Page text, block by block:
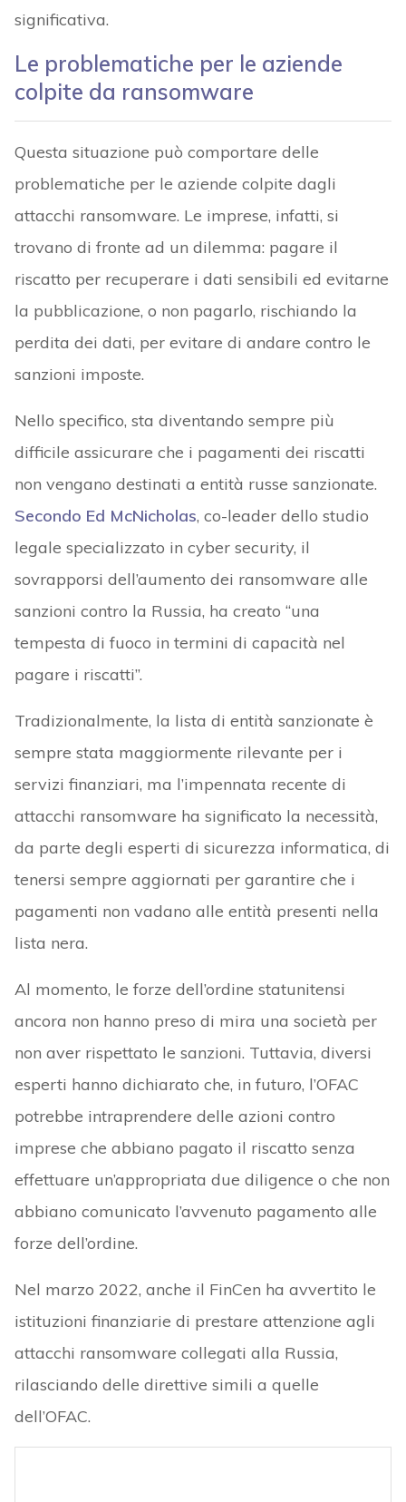
significativa.
Le problematiche per le aziende
colpite da ransomware
Questa situazione può comportare delle
problematiche per le aziende colpite dagli
attacchi ransomware. Le imprese, infatti, si
trovano di fronte ad un dilemma: pagare il
riscatto per recuperare i dati sensibili ed evitarne
la pubblicazione, o non pagarlo, rischiando la
perdita dei dati, per evitare di andare contro le
sanzioni imposte.
Nello specifico, sta diventando sempre più
difficile assicurare che i pagamenti dei riscatti
non vengano destinati a entità russe sanzionate.
Secondo Ed McNicholas, co-leader dello studio
legale specializzato in cyber security, il
sovrapporsi dell’aumento dei ransomware alle
sanzioni contro la Russia, ha creato “una
tempesta di fuoco in termini di capacità nel
pagare i riscatti”.
Tradizionalmente, la lista di entità sanzionate è
sempre stata maggiormente rilevante per i
servizi finanziari, ma l’impennata recente di
attacchi ransomware ha significato la necessità,
da parte degli esperti di sicurezza informatica, di
tenersi sempre aggiornati per garantire che i
pagamenti non vadano alle entità presenti nella
lista nera.
Al momento, le forze dell’ordine statunitensi
ancora non hanno preso di mira una società per
non aver rispettato le sanzioni. Tuttavia, diversi
esperti hanno dichiarato che, in futuro, l’OFAC
potrebbe intraprendere delle azioni contro
imprese che abbiano pagato il riscatto senza
effettuare un’appropriata due diligence o che non
abbiano comunicato l’avvenuto pagamento alle
forze dell’ordine.
Nel marzo 2022, anche il FinCen ha avvertito le
istituzioni finanziarie di prestare attenzione agli
attacchi ransomware collegati alla Russia,
rilasciando delle direttive simili a quelle
dell’OFAC.